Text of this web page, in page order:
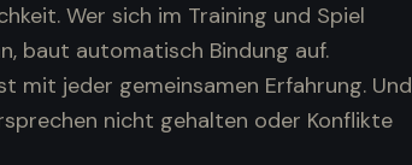
Wer sich im Training und Spiel
baut automatisch Bindung auf.
mit jeder gemeinsamen Erfahrung. Und
nicht gehalten oder Konflikte